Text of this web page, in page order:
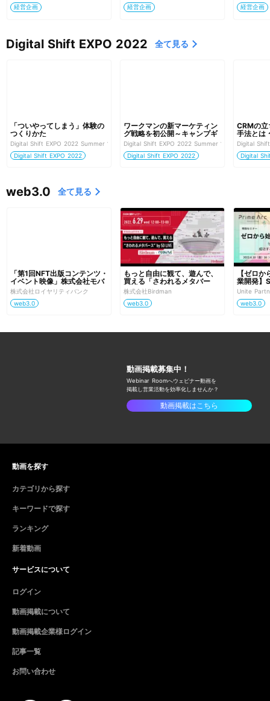
経営企画
経営企画
経営企画
Digital Shift EXPO 2022 全て見る
「ついやってしまう」体験の
つくりかた
Digital Shift EXPO 2022 Summer 営業・マーケティング DX強化
Digital Shift EXPO 2022
ワークマンの新マーケティン
グ戦略を初公開～キャンプギ
ア市場にWeb注文/店舗受取
り限定で参入に成功～
Digital Shift EXPO 2022 Summer 営業・マーケティ
Digital Shift EXPO 2022
CRMの
手法とは
ステム「
Digital
Digital
web3.0 全て見る
「第1回NFT出版コンテンツ・
イベント映像」株式会社モバ
イルブック・ジェーピー、株
式会社ロイヤリティバンク共
催
株式会社ロイヤリティバンク
web3.0
もっと自由に観て、遊んで、
買える「さわれるメタバー
ス」
株式会社Birdman
web3.0
【ゼロ
業開発】
功する
つの法則
Unite
web3.0
Webinar Roomへウェビナー動画を
掲載し営業活動を効率化しませんか？
動画掲載はこちら
ランキング
新着動画
動画掲載企業様ログイン
記事一覧
お問い合わせ